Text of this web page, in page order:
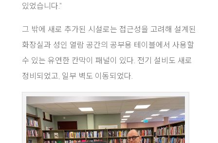
있었습니다.”
그 밖에 새로 추가된 시설로는 접근성을 고려해 설계된
화장실과 성인 열람 공간의 공부용 테이블에서 사용할
수 있는 유연한 칸막이 패널이 있다. 전기 설비도 새로
정비되었고, 일부 벽도 이동되었다.